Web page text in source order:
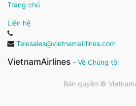
Trang chủ
Liên hệ
Telesales@vietnamairlines.com
VietnamAirlines - Về Chúng tôi
Bản quyền ©